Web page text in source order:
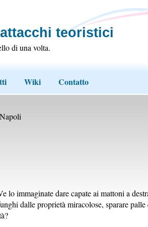
teoristici
di una volta.
Wiki Contatto
lo immaginate dare capate ai mattoni a
dalle proprietà miracolose, sparare